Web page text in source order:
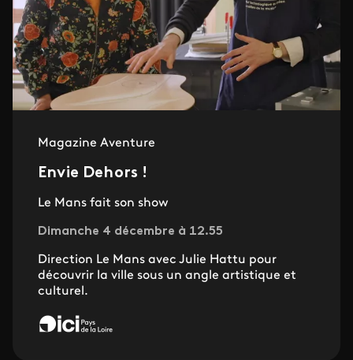
Magazine Aventure
Envie Dehors !
Le Mans fait son show
Dimanche 4 décembre à 12.55
Direction Le Mans avec Julie Hattu pour
découvrir la ville sous un angle artistique et
culturel.